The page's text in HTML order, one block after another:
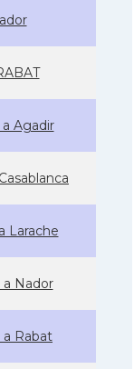
Agadir
Larache
a Nador
a Rabat